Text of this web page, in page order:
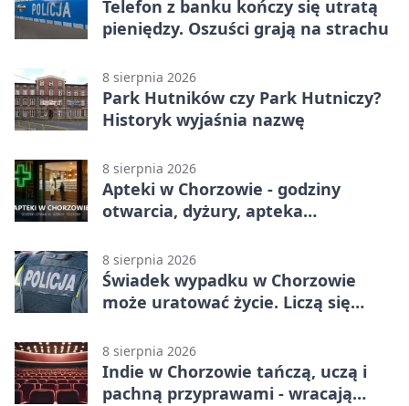
Telefon z banku kończy się utratą
pieniędzy. Oszuści grają na strachu
8 sierpnia 2026
Park Hutników czy Park Hutniczy?
Historyk wyjaśnia nazwę
8 sierpnia 2026
Apteki w Chorzowie - godziny
otwarcia, dyżury, apteka
8 sierpnia 2026
Świadek wypadku w Chorzowie
może uratować życie. Liczą się
8 sierpnia 2026
Indie w Chorzowie tańczą, uczą i
pachną przyprawami - wracają